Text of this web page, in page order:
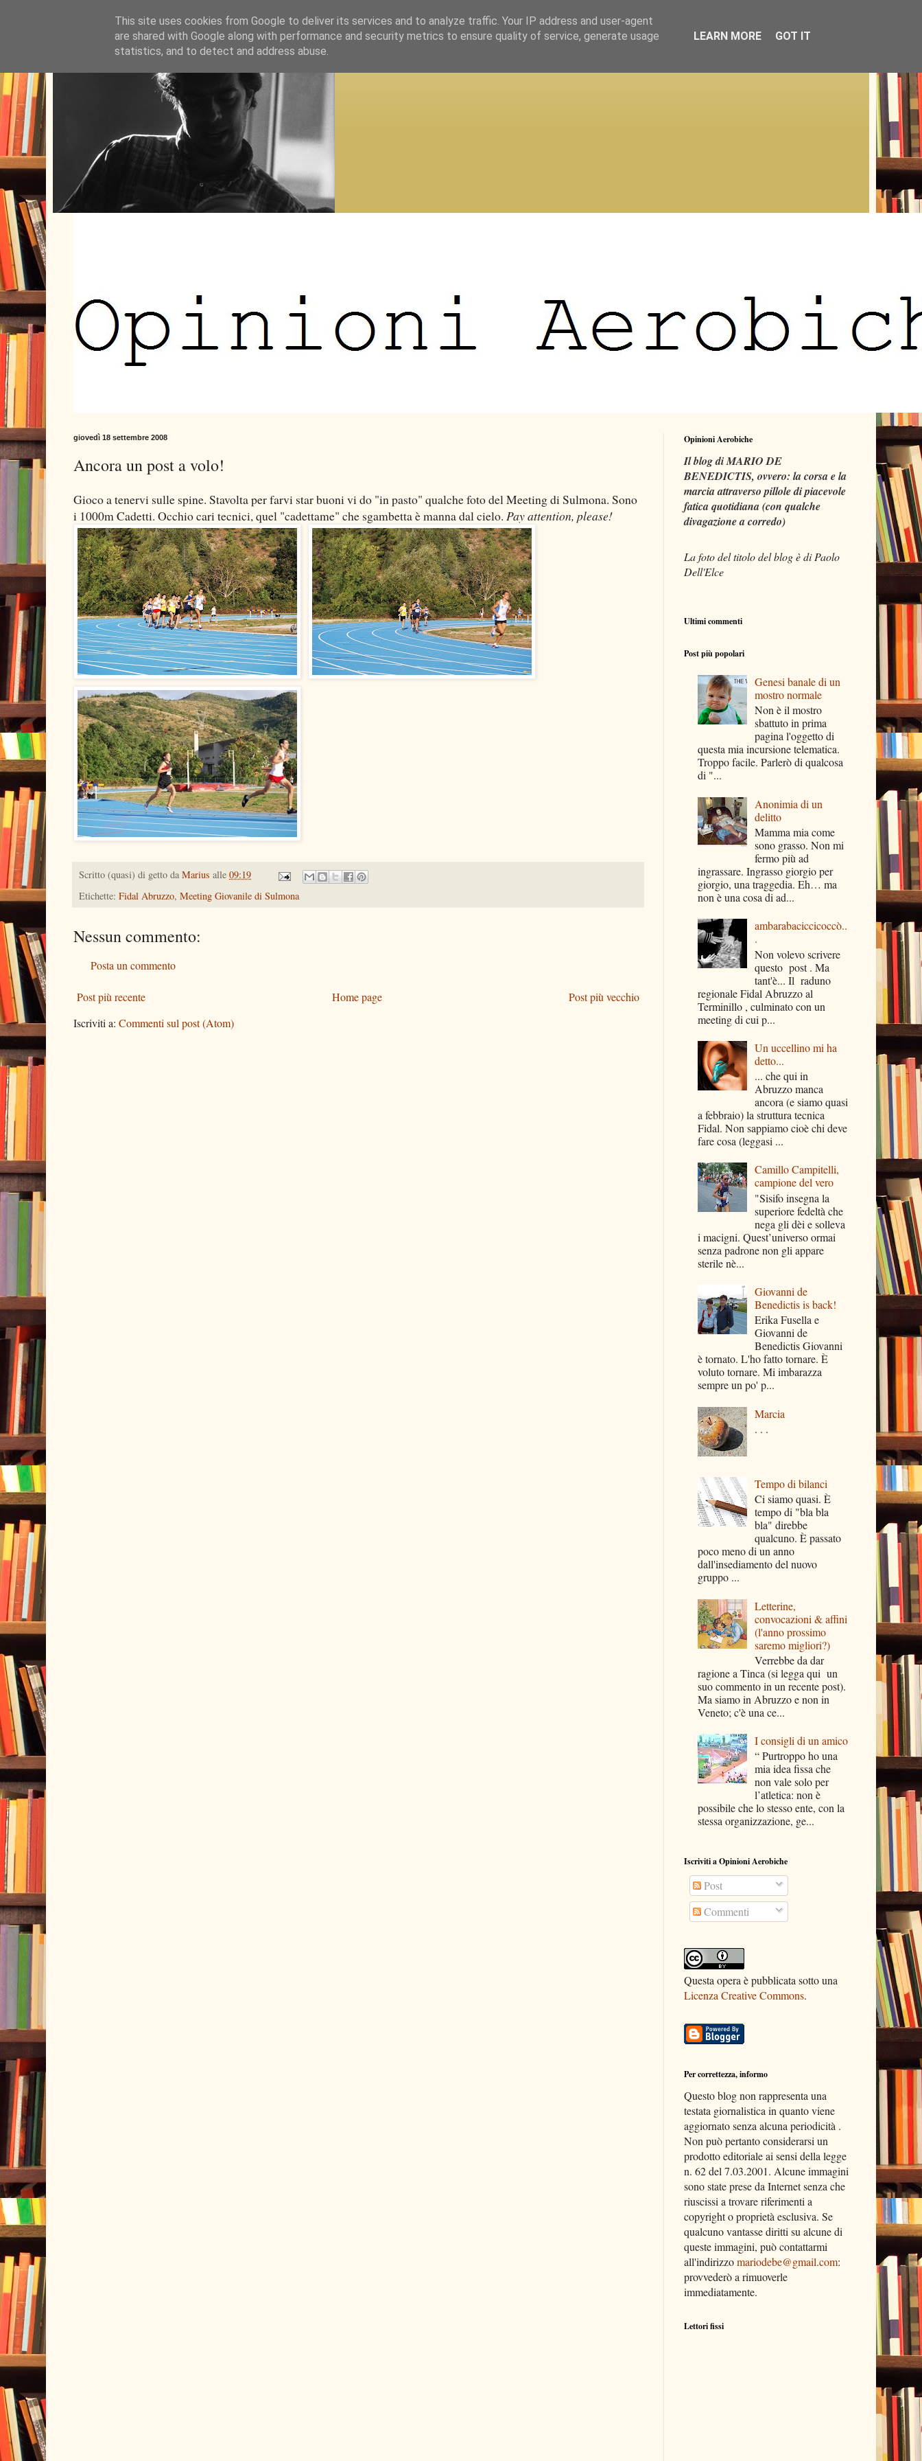
giovedì 18 settembre 2008
Ancora un post a volo!
Gioco a tenervi sulle spine. Stavolta per farvi star buoni vi do "in pasto" qualche foto del Meeting di Sulmona. Sono
i 1000m Cadetti. Occhio cari tecnici, quel "cadettame" che sgambetta è manna dal cielo. Pay attention, please!
Scritto (quasi) di getto da Marius alle 09:19
Etichette: Fidal Abruzzo, Meeting Giovanile di Sulmona
Nessun commento:
Posta un commento
Post più recente Post più vecchio
Home page
Iscriviti a: Commenti sul post (Atom)
Opinioni Aerobiche
Il blog di MARIO DE
BENEDICTIS, ovvero: la corsa e la
marcia attraverso pillole di piacevole
fatica quotidiana (con qualche
divagazione a corredo)
La foto del titolo del blog è di Paolo
Dell'Elce
Ultimi commenti
Post più popolari
Genesi banale di un
mostro normale
Non è il mostro
sbattuto in prima
pagina l'oggetto di
questa mia incursione telematica.
Troppo facile. Parlerò di qualcosa
di "...
Anonimia di un
delitto
Mamma mia come
sono grasso. Non mi
fermo più ad
ingrassare. Ingrasso giorgio per
giorgio, una traggedia. Eh… ma
non è una cosa di ad...
ambarabaciccicoccò..
.
Non volevo scrivere
questo post . Ma
tant'è... Il raduno
regionale Fidal Abruzzo al
Terminillo , culminato con un
meeting di cui p...
Un uccellino mi ha
detto...
... che qui in
Abruzzo manca
ancora (e siamo quasi
a febbraio) la struttura tecnica
Fidal. Non sappiamo cioè chi deve
fare cosa (leggasi ...
Camillo Campitelli,
campione del vero
"Sisifo insegna la
superiore fedeltà che
nega gli dèi e solleva
i macigni. Quest’universo ormai
senza padrone non gli appare
sterile nè...
Giovanni de
Benedictis is back!
Erika Fusella e
Giovanni de
Benedictis Giovanni
è tornato. L'ho fatto tornare. È
voluto tornare. Mi imbarazza
sempre un po' p...
Marcia
. . .
Tempo di bilanci
Ci siamo quasi. È
tempo di "bla bla
bla" direbbe
qualcuno. È passato
poco meno di un anno
dall'insediamento del nuovo
gruppo ...
Letterine,
convocazioni & affini
(l'anno prossimo
saremo migliori?)
Verrebbe da dar
ragione a Tinca (si legga qui un
suo commento in un recente post).
Ma siamo in Abruzzo e non in
Veneto; c'è una ce...
I consigli di un amico
“ Purtroppo ho una
mia idea fissa che
non vale solo per
l’atletica: non è
possibile che lo stesso ente, con la
stessa organizzazione, ge...
Iscriviti a Opinioni Aerobiche
Post
Commenti
Questa opera è pubblicata sotto una
Licenza Creative Commons.
Per correttezza, informo
Questo blog non rappresenta una
testata giornalistica in quanto viene
aggiornato senza alcuna periodicità .
Non può pertanto considerarsi un
prodotto editoriale ai sensi della legge
n. 62 del 7.03.2001. Alcune immagini
sono state prese da Internet senza che
riuscissi a trovare riferimenti a
copyright o proprietà esclusiva. Se
qualcuno vantasse diritti su alcune di
queste immagini, può contattarmi
all'indirizzomariodebe@gmail.com:
provvederò a rimuoverle
immediatamente.
Lettori fissi
This site uses cookies from Google to deliver its services and to analyze traffic. Your IP address and user-agent
are shared with Google along with performance and security metrics to ensure quality of service, generate usage
statistics, and to detect and address abuse.
LEARN MORE GOT IT